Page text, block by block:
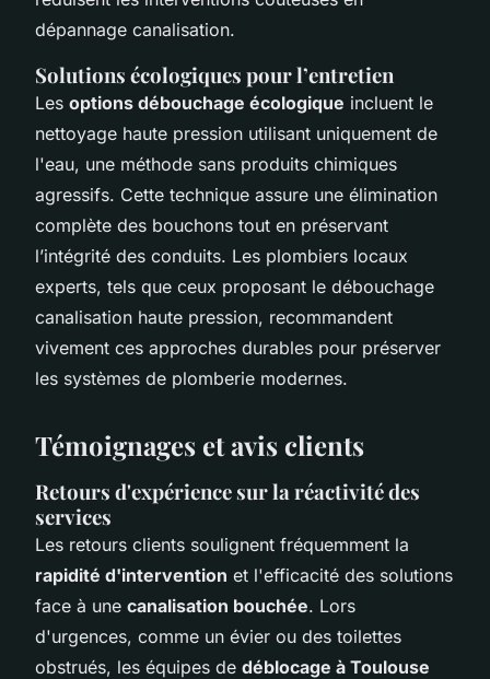
dépannage canalisation.
Solutions écologiques pour l’entretien
Les options débouchage écologique incluent le
nettoyage haute pression utilisant uniquement de
l'eau, une méthode sans produits chimiques
agressifs. Cette technique assure une élimination
complète des bouchons tout en préservant
l’intégrité des conduits. Les plombiers locaux
experts, tels que ceux proposant le débouchage
canalisation haute pression, recommandent
vivement ces approches durables pour préserver
les systèmes de plomberie modernes.
Témoignages et avis clients
Retours d'expérience sur la réactivité des
services
Les retours clients soulignent fréquemment la
rapidité d'intervention et l'efficacité des solutions
face à une canalisation bouchée. Lors
d'urgences, comme un évier ou des toilettes
obstrués, les équipes de déblocage à Toulouse